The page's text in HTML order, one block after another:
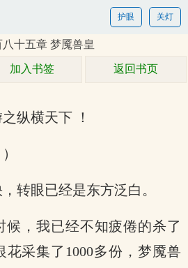
关灯
护眼
十五章 梦魇兽皇
加入书签 返回书页
纵横天下 ！
转眼已经是东方泛白。
候，我已经不知疲倦的杀了
花采集了1000多份，梦魇兽